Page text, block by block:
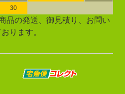
30
品の発送、御見積り、お問い
ります。